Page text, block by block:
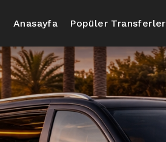
Anasayfa Popüler Transferler